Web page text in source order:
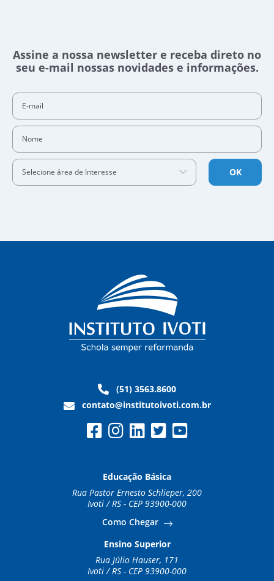
Assine a nossa newsletter e receba direto no
seu e-mail nossas novidades e informações.
Selecione área de Interesse OK
(51) 3563.8600
contato@institutoivoti.com.br
Educação Básica
Rua Pastor Ernesto Schlieper, 200
Ivoti / RS - CEP 93900-000
Como Chegar
Ensino Superior
Rua Júlio Hauser, 171
Ivoti / RS - CEP 93900-000